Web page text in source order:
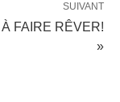
SUIVANT
À FAIRE RÊVER!
»